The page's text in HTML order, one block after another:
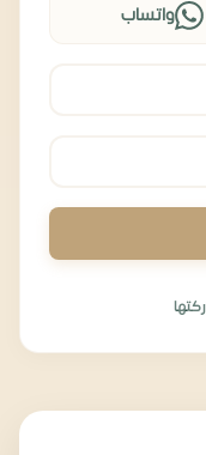
واتساب